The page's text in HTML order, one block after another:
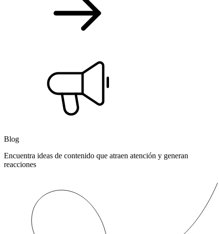
Blog
Encuentra ideas de contenido que atraen atención y generan
reacciones